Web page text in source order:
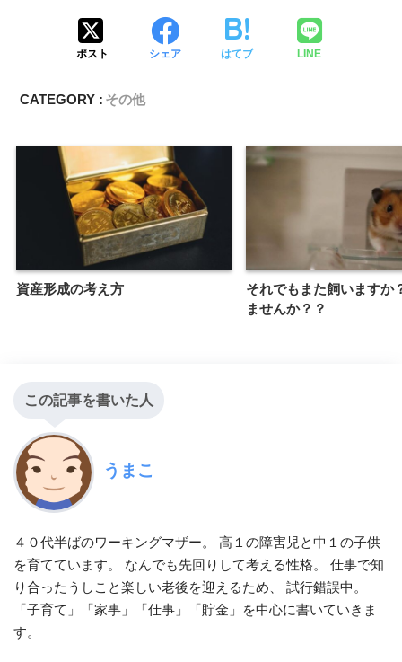
ポスト シェア はてブ LINE
CATEGORY : その他
資産形成の考え方
それでもまた飼いますか
ませんか？？
この記事を書いた人
うまこ
４０代半ばのワーキングマザー。 高１の障害児と中１の子供
を育てています。 なんでも先回りして考える性格。 仕事で知
り合ったうしこと楽しい老後を迎えるため、 試行錯誤中。
「子育て」「家事」「仕事」「貯金」を中心に書いていきま
す。